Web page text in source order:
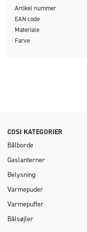
Artikel nummer
EAN code
Materiale
Farve
COSI KATEGORIER
Bålborde
Gaslanterner
Belysning
Varmepuder
Varmepuffer
Bålsøjler